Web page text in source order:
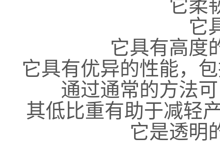
它柔
它
它具有高度
它具有优异的性能，
通过通常的方法
其低比重有助于减轻
它是透明